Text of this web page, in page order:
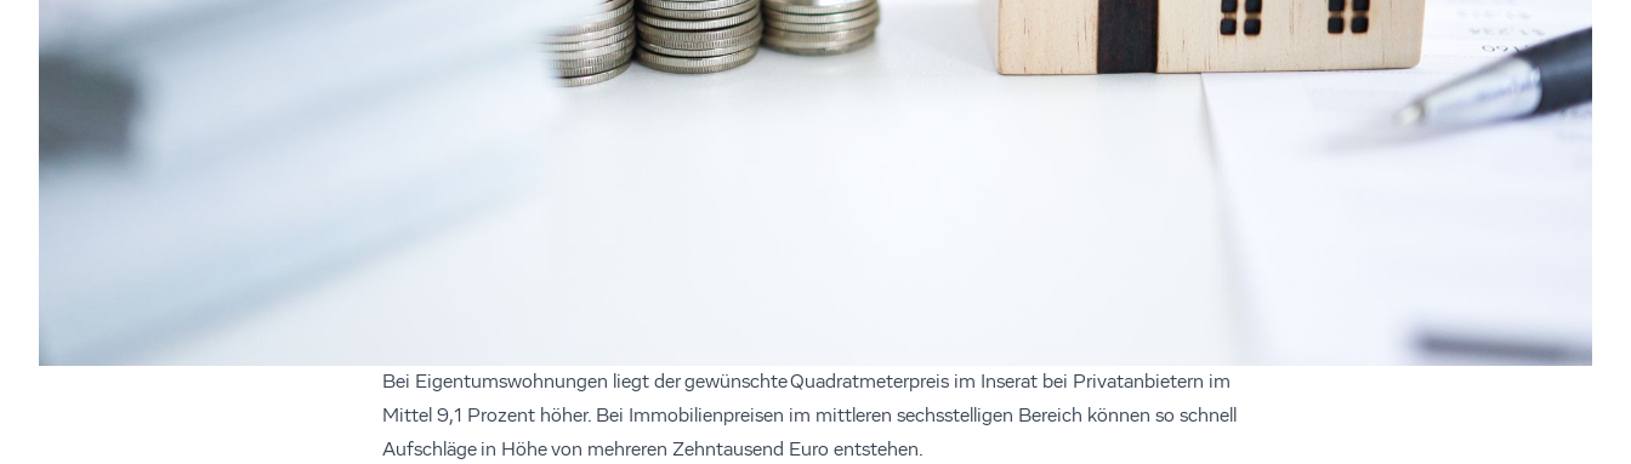
Bei Eigentumswohnungen liegt der gewünschte Quadratmeterpreis im Inserat bei Privatanbietern im
Mittel 9,1 Prozent höher. Bei Immobilienpreisen im mittleren sechsstelligen Bereich können so schnell
Aufschläge in Höhe von mehreren Zehntausend Euro entstehen.